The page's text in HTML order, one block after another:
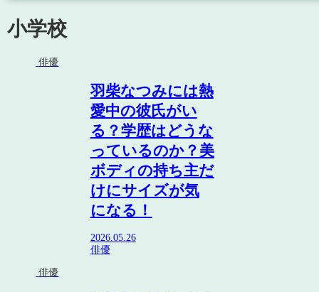
小学校
俳優
羽柴なつみには熱
愛中の彼氏がい
る？学歴はどうな
っているのか？美
ボディの持ち主だ
けにサイズが気
になる！
2026.05.26
俳優
俳優